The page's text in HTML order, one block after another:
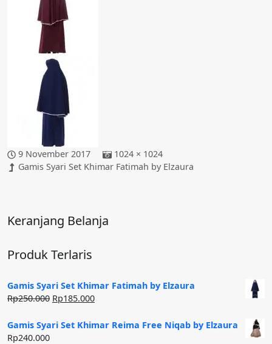
9 November 2017
1024 × 1024
Gamis Syari Set Khimar Fatimah by Elzaura
Keranjang Belanja
Produk Terlaris
Gamis Syari Set Khimar Fatimah by Elzaura
Rp250.000 Harga
adalah:
Rp185.000Harga
ini
Gamis Syari Set Khimar Reima Free Niqab by Elzaura
Rp240.000